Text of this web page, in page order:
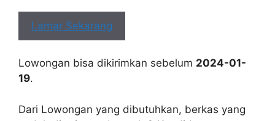
Lamar Sekarang
Lowongan bisa dikirimkan sebelum 2024-01-
19.
Dari Lowongan yang dibutuhkan, berkas yang